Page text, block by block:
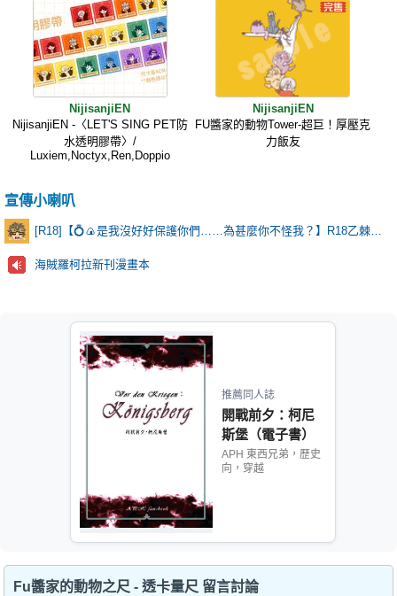
NijisanjiEN
NijisanjiEN -〈LET'S SING PET防
水透明膠帶〉/
Luxiem,Noctyx,Ren,Doppio
NijisanjiEN
FU醬家的動物Tower-超巨！厚壓克
力飯友
宣傳小喇叭
海賊羅柯拉新刊漫畫本
推薦同人誌
開戰前夕：柯尼
斯堡（電子書）
APH 東西兄弟，歷史
向，穿越
Fu醬家的動物之尺 - 透卡量尺 留言討論